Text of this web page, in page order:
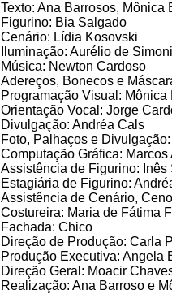
Texto: Ana Barrosos, Mônica
Figurino: Bia Salgado
Cenário: Lídia Kosovski
Iluminação: Aurélio de Simoni
Música: Newton Cardoso
Adereços, Bonecos e
Programação Visual: Mônica
Orientação Vocal: Jorge
Divulgação: Andréa Cals
Foto, Palhaços e
Computação Gráfica: Marcos
Assistência de Figurino:
Estagiária de Figurino:
Assistência de Cenário,
Costureira: Maria de Fátima
Fachada: Chico
Direção de Produção: Carla
Produção Executiva: Angela
Direção Geral: Moacir
Realização: Ana Barroso e